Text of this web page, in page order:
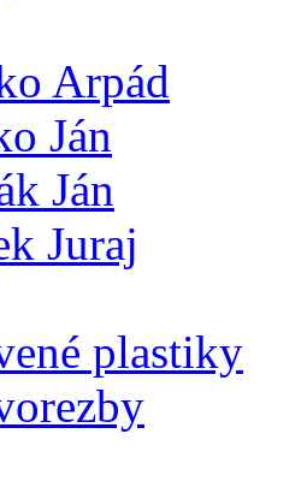
Arpád
Ján
Ján
Juraj
plastiky